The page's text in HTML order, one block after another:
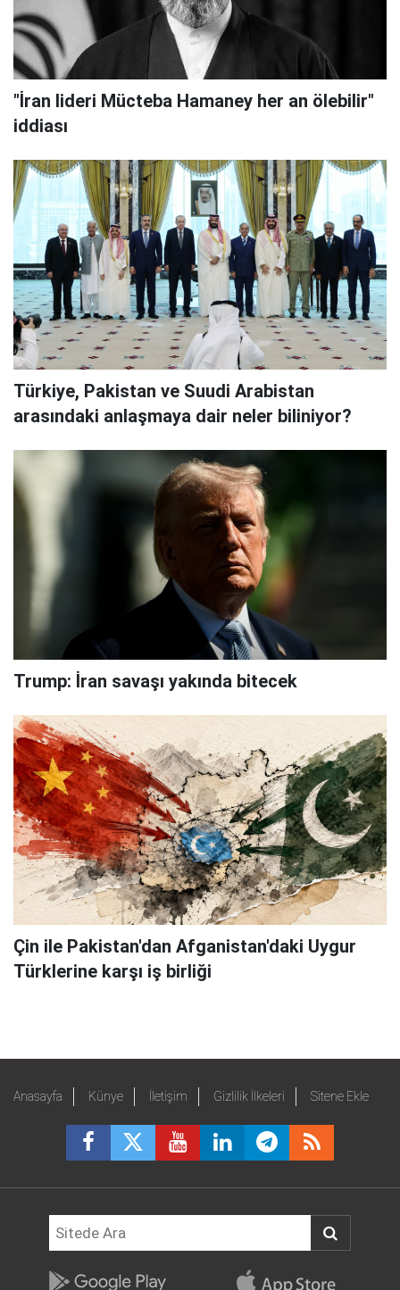
"İran lideri Mücteba Hamaney her an ölebilir"
iddiası
Türkiye, Pakistan ve Suudi Arabistan
arasındaki anlaşmaya dair neler biliniyor?
Trump: İran savaşı yakında bitecek
Çin ile Pakistan'dan Afganistan'daki Uygur
Türklerine karşı iş birliği
Anasayfa Künye İletişim Gizlilik İlkeleri Sitene Ekle